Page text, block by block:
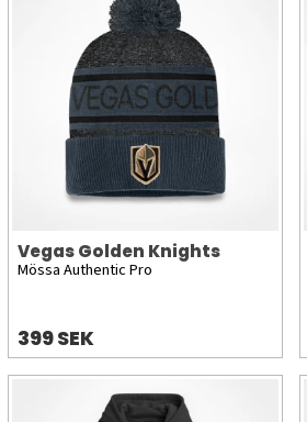
Vegas Golden Knights
Mössa Authentic Pro
399 SEK